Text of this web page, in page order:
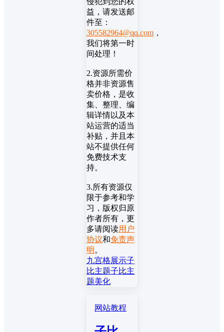
益，请发送邮
件至：
305582964@qq.com ，
我们将第一时
间处理！
2.资源所需价
格并非资源售
卖价格，是收
集、整理、编
辑详情以及本
站运营的适当
补贴，并且本
站不提供任何
免费技术支
持。
3.所有资源仅
限于参考和学
习，版权归原
作者所有，更
多请阅读用户
协议和免责声
明 。
九宫格展示子
比主题子比主
题美化
网站教程